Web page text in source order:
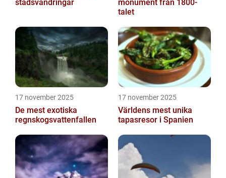
stadsvandringar
monument från 1800-
talet
17 november 2025
De mest exotiska
regnskogsvattenfallen
17 november 2025
Världens mest unika
tapasresor i Spanien